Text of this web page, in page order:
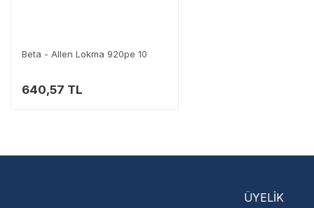
Beta - Allen Lokma 920pe 10
640,57 TL
ÜYELİK